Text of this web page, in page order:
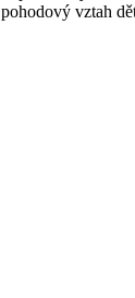
vztah